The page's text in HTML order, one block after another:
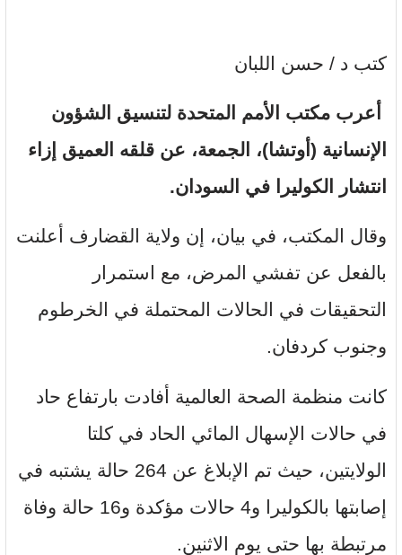
كتب د / حسن اللبان
أعرب مكتب الأمم المتحدة لتنسيق الشؤون
الإنسانية (أوتشا)، الجمعة، عن قلقه العميق إزاء
انتشار الكوليرا في السودان.
وقال المكتب، في بيان، إن ولاية القضارف أعلنت
بالفعل عن تفشي المرض، مع استمرار
التحقيقات في الحالات المحتملة في الخرطوم
وجنوب كردفان.
كانت منظمة الصحة العالمية أفادت بارتفاع حاد
في حالات الإسهال المائي الحاد في كلتا
الولايتين، حيث تم الإبلاغ عن 264 حالة يشتبه في
إصابتها بالكوليرا و4 حالات مؤكدة و16 حالة وفاة
مرتبطة بها حتى يوم الاثنين.